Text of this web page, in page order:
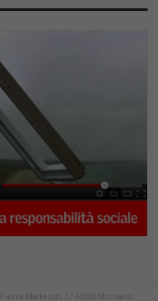
Matteotti, 17 60030 Monsano